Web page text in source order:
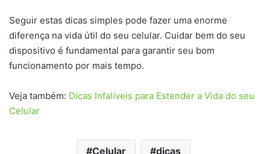
Seguir estas dicas simples pode fazer uma enorme
diferença na vida útil do seu celular. Cuidar bem do seu
dispositivo é fundamental para garantir seu bom
funcionamento por mais tempo.
Veja também: Dicas Infalíveis para Estender a Vida do seu
Celular
Celular dicas